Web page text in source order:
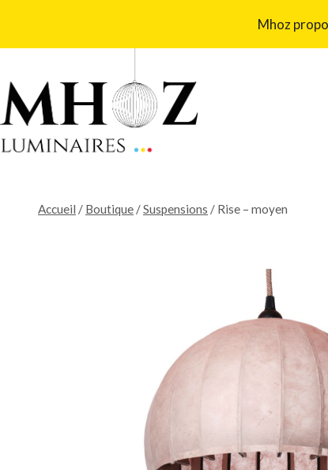
Mhoz
Accueil / Boutique /Suspensions / Rise – moyen